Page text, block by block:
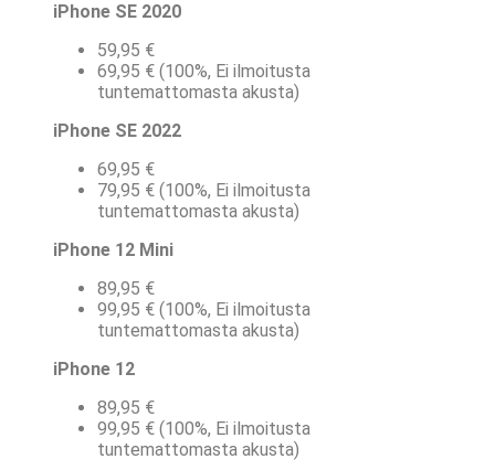
iPhone SE 2020
59,95 €
69,95 € (100%, Ei ilmoitusta
tuntemattomasta akusta)
iPhone SE 2022
69,95 €
79,95 € (100%, Ei ilmoitusta
tuntemattomasta akusta)
iPhone 12 Mini
89,95 €
99,95 € (100%, Ei ilmoitusta
tuntemattomasta akusta)
iPhone 12
89,95 €
99,95 € (100%, Ei ilmoitusta
tuntemattomasta akusta)